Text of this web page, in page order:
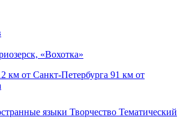
«Вохотка»
км от Санкт-Петербурга 91 км от
языки Творчество Тематический